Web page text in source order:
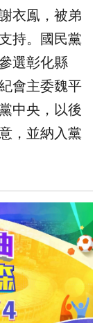
衣鳯，被弟
持。國民黨
選彰化縣
會主委魏平
中央，以後
，並納入黨